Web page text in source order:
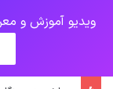
ویدیو آموزش و